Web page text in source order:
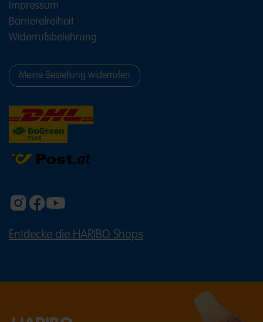
Impressum
Barrierefreiheit
Widerrufsbelehrung
Meine Bestellung widerrufen
Entdecke die HARIBO Shops